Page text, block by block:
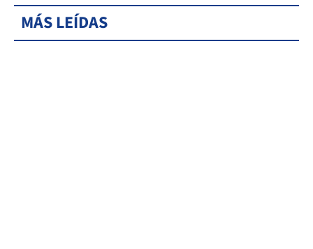
MÁS LEÍDAS